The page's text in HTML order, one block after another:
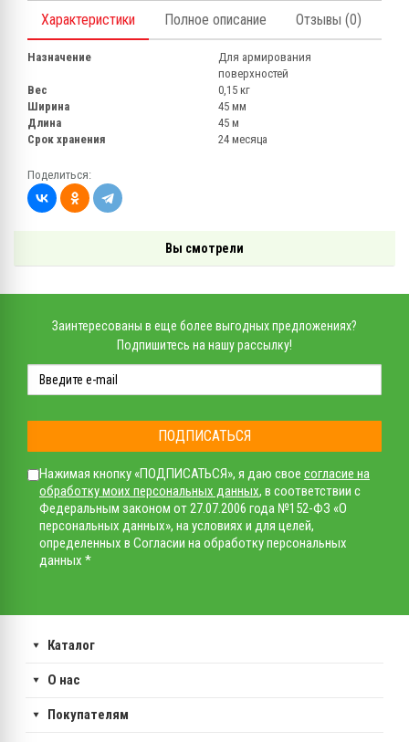
Характеристики Полное описание Отзывы (0)
Назначение
Для армирования
поверхностей
Вес
0,15 кг
Ширина
45 мм
Длина
45 м
Срок хранения
24 месяца
Поделиться:
Вы смотрели
Заинтересованы в еще более выгодных предложениях?
Подпишитесь на нашу рассылку!
ПОДПИСАТЬСЯ
Нажимая кнопку «ПОДПИСАТЬСЯ», я даю свое согласие на
обработку моих персональных данных, в соответствии с
Федеральным законом от 27.07.2006 года №152-ФЗ «О
персональных данных», на условиях и для целей,
определенных в Согласии на обработку персональных
данных *
Каталог
О нас
Покупателям